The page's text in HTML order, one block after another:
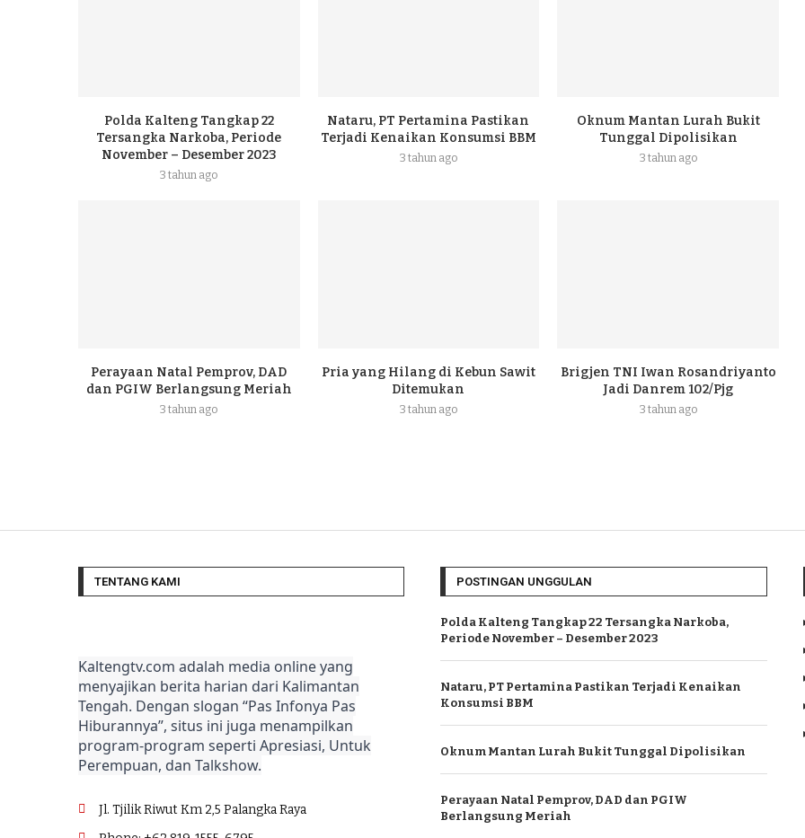
Polda Kalteng Tangkap 22
Tersangka Narkoba, Periode
November – Desember 2023
3 tahun ago
Nataru, PT Pertamina Pastikan
Terjadi Kenaikan Konsumsi BBM
3 tahun ago
Oknum Mantan Lurah Bukit
Tunggal Dipolisikan
3 tahun ago
Perayaan Natal Pemprov, DAD
dan PGIW Berlangsung Meriah
3 tahun ago
Pria yang Hilang di Kebun Sawit
Ditemukan
3 tahun ago
Brigjen TNI Iwan Rosandriyanto
Jadi Danrem 102/Pjg
3 tahun ago
TENTANG KAMI
Kaltengtv.com adalah media online yang
menyajikan berita harian dari Kalimantan
Tengah. Dengan slogan “Pas Infonya Pas
Hiburannya”, situs ini juga menampilkan
program-program seperti Apresiasi, Untuk
Perempuan, dan Talkshow.
Jl. Tjilik Riwut Km 2,5 Palangka Raya
POSTINGAN UNGGULAN
Polda Kalteng Tangkap 22 Tersangka Narkoba,
Periode November – Desember 2023
Nataru, PT Pertamina Pastikan Terjadi Kenaikan
Konsumsi BBM
Oknum Mantan Lurah Bukit Tunggal Dipolisikan
Perayaan Natal Pemprov, DAD dan PGIW
Berlangsung Meriah